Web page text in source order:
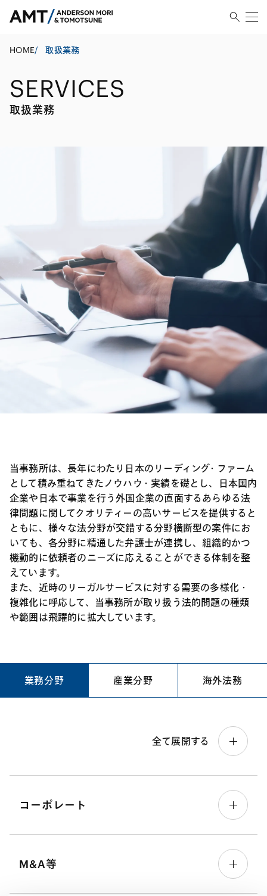
HOME/ 取扱業務
SERVICES
取扱業務
当事務所は、長年にわたり日本のリーディング・ファーム
として積み重ねてきたノウハウ・実績を礎とし、日本国内
企業や日本で事業を行う外国企業の直面するあらゆる法
律問題に関してクオリティーの高いサービスを提供すると
ともに、様々な法分野が交錯する分野横断型の案件にお
いても、各分野に精通した弁護士が連携し、組織的かつ
機動的に依頼者のニーズに応えることができる体制を整
えています。
また、近時のリーガルサービスに対する需要の多様化・
複雑化に呼応して、当事務所が取り扱う法的問題の種類
や範囲は飛躍的に拡大しています。
業務分野 産業分野 海外法務
全て展開する
コーポレート
M&A等